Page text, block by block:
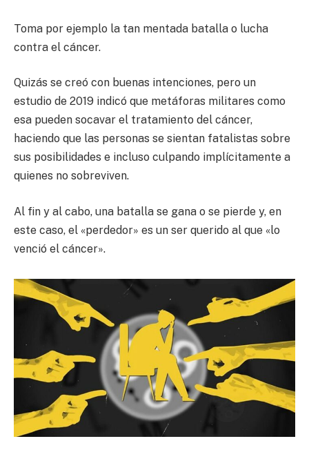
Toma por ejemplo la tan mentada batalla o lucha
contra el cáncer.
Quizás se creó con buenas intenciones, pero un
estudio de 2019 indicó que metáforas militares como
esa pueden socavar el tratamiento del cáncer,
haciendo que las personas se sientan fatalistas sobre
sus posibilidades e incluso culpando implícitamente a
quienes no sobreviven.
Al fin y al cabo, una batalla se gana o se pierde y, en
este caso, el «perdedor» es un ser querido al que «lo
venció el cáncer».